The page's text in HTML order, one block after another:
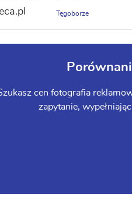
Tęgoborze
cen fotografia
zapytanie,